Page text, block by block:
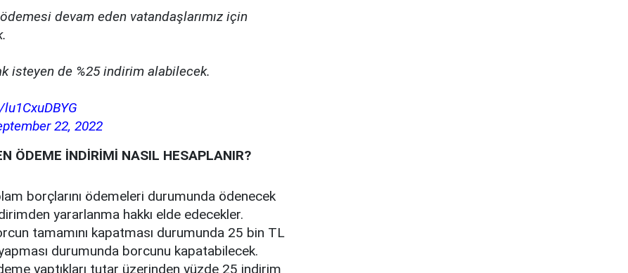
devam eden vatandaşlarımız için
isteyen de %25 indirim alabilecek.
22, 2022
ÖDEME İNDİRİMİ NASIL HESAPLANIR?
borçlarını ödemeleri durumunda ödenecek
yararlanma hakkı elde edecekler.
tamamını kapatması durumunda 25 bin TL
durumunda borcunu kapatabilecek.
yaptıkları tutar üzerinden yüzde 25 indirim